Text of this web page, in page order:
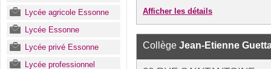
Lycée agricole Essonne
Lycée Essonne
Lycée privé Essonne
Lycée professionnel
Afficher les détails
Collège Jean-Etienne